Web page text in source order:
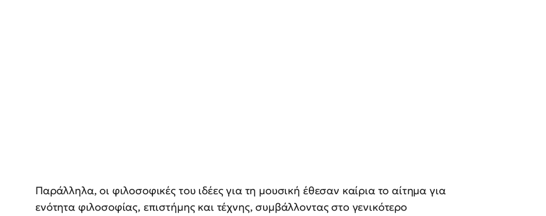
Παράλληλα, οι φιλοσοφικές του ιδέες για τη μουσική έθεσαν καίρια το αίτημα για
ενότητα φιλοσοφίας, επιστήμης και τέχνης, συμβάλλοντας στο γενικότερο